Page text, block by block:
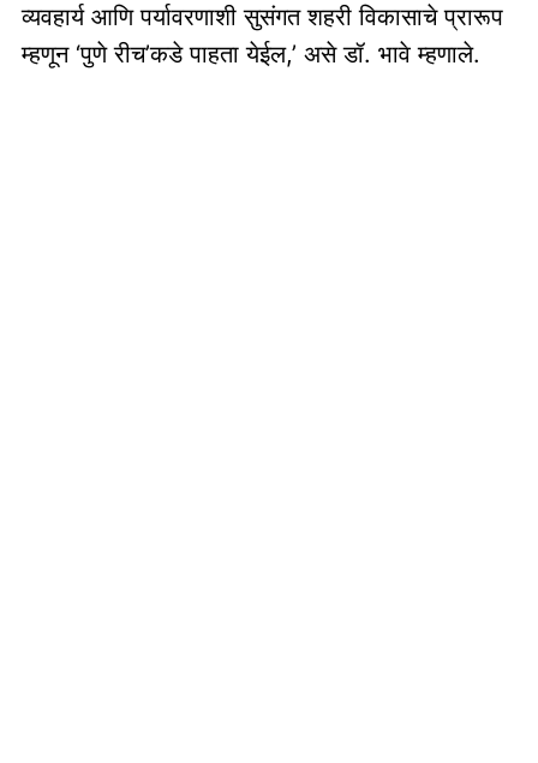
व्यवहार्य आणि पर्यावरणाशी सुसंगत शहरी विकासाचे प्रारूप
म्हणून ‘पुणे रीच’कडे पाहता येईल,’ असे डॉ. भावे म्हणाले.